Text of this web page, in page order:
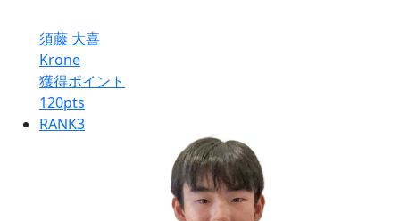
須藤 大喜
Krone
獲得ポイント
120pts
RANK3